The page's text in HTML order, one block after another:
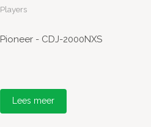
Players
Pioneer - CDJ-2000NXS
Lees meer